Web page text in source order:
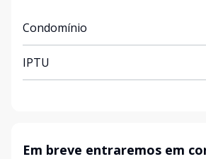
Condomínio
IPTU
Em breve entraremos em